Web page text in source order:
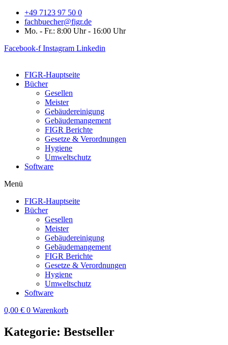
Zum
Inhalt
wechseln
+49 7123 97 50 0
fachbuecher@figr.de
Mo. - Fr.: 8:00 Uhr - 16:00 Uhr
Facebook-f Instagram Linkedin
FIGR-Hauptseite
Bücher
Gesellen
Meister
Gebäudereinigung
Gebäudemangement
FIGR Berichte
Gesetze & Verordnungen
Hygiene
Umweltschutz
Software
Menü
FIGR-Hauptseite
Bücher
Gesellen
Meister
Gebäudereinigung
Gebäudemangement
FIGR Berichte
Gesetze & Verordnungen
Hygiene
Umweltschutz
Software
0,00 € 0 Warenkorb
Kategorie: Bestseller